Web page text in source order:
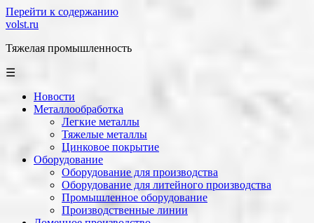
Перейти к содержанию
volst.ru
Тяжелая промышленность
☰
Новости
Металлообработка
Легкие металлы
Тяжелые металлы
Цинковое покрытие
Оборудование
Оборудование для производства
Оборудование для литейного производства
Промышленное оборудование
Производственные линии